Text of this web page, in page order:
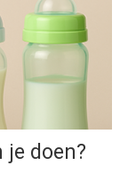
je doen?